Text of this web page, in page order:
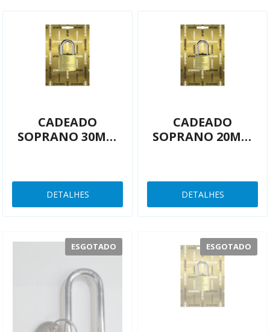
CADEADO
SOPRANO 30MM
DETALHES
CADEADO
SOPRANO 20MM
DETALHES
ESGOTADO ESGOTADO